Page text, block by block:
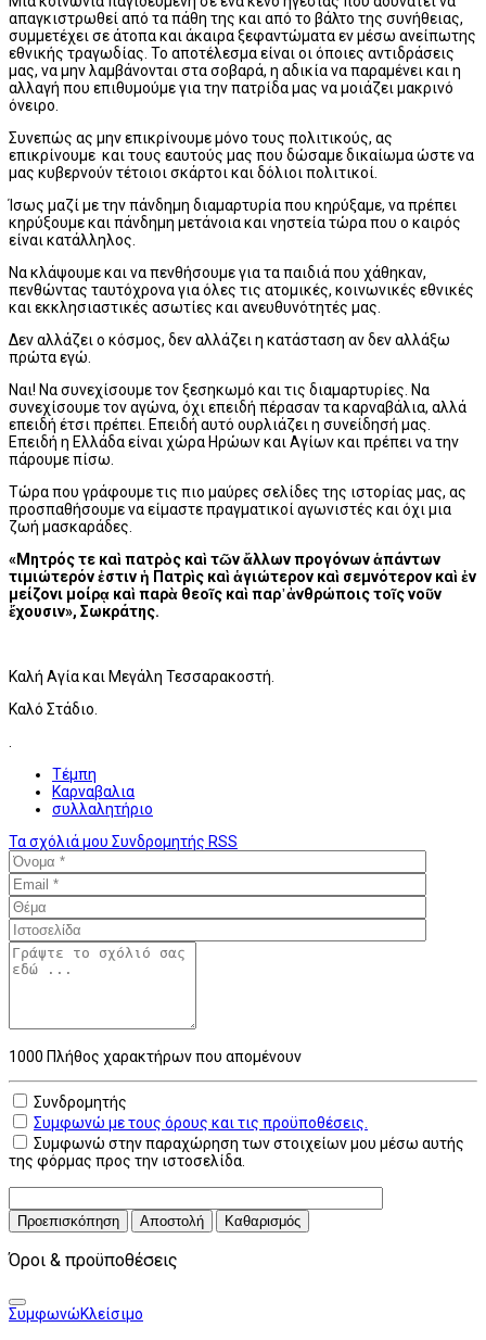
απαγκιστρωθεί από τα πάθη της και από το βάλτο της συνήθειας,
συμμετέχει σε άτοπα και άκαιρα ξεφαντώματα εν μέσω ανείπωτης
εθνικής τραγωδίας. Το αποτέλεσμα είναι οι όποιες αντιδράσεις
μας, να μην λαμβάνονται στα σοβαρά, η αδικία να παραμένει και η
αλλαγή που επιθυμούμε για την πατρίδα μας να μοιάζει μακρινό
όνειρο.
Συνεπώς ας μην επικρίνουμε μόνο τους πολιτικούς, ας
επικρίνουμε και τους εαυτούς μας που δώσαμε δικαίωμα ώστε να
μας κυβερνούν τέτοιοι σκάρτοι και δόλιοι πολιτικοί.
Ίσως μαζί με την πάνδημη διαμαρτυρία που κηρύξαμε, να πρέπει
κηρύξουμε και πάνδημη μετάνοια και νηστεία τώρα που ο καιρός
είναι κατάλληλος.
Να κλάψουμε και να πενθήσουμε για τα παιδιά που χάθηκαν,
πενθώντας ταυτόχρονα για όλες τις ατομικές, κοινωνικές εθνικές
και εκκλησιαστικές ασωτίες και ανευθυνότητές μας.
Δεν αλλάζει ο κόσμος, δεν αλλάζει η κατάσταση αν δεν αλλάξω
πρώτα εγώ.
Ναι! Να συνεχίσουμε τον ξεσηκωμό και τις διαμαρτυρίες. Να
συνεχίσουμε τον αγώνα, όχι επειδή πέρασαν τα καρναβάλια, αλλά
επειδή έτσι πρέπει. Επειδή αυτό ουρλιάζει η συνείδησή μας.
Επειδή η Ελλάδα είναι χώρα Ηρώων και Αγίων και πρέπει να την
πάρουμε πίσω.
Τώρα που γράφουμε τις πιο μαύρες σελίδες της ιστορίας μας, ας
προσπαθήσουμε να είμαστε πραγματικοί αγωνιστές και όχι μια
ζωή μασκαράδες.
«Μητρός τε καὶ πατρὸς καὶ τῶν ἄλλων προγόνων ἁπάντων
τιμιώτερόν ἐστιν ἡ Πατρὶς καὶ ἁγιώτερον καὶ σεμνότερον καὶ ἐν
μείζονι μοίρᾳ καὶ παρὰ θεοῖς καὶ παρ᾽ἀνθρώποις τοῖς νοῦν
ἔχουσιν», Σωκράτης.
Καλή Αγία και Μεγάλη Τεσσαρακοστή.
Καλό Στάδιο.
Τέμπη
Καρναβαλια
συλλαλητήριο
Τα σχόλιά μου Συνδρομητής RSS
1000 Πλήθος χαρακτήρων που απομένουν
Συνδρομητής
Συμφωνώ με τους όρους και τις προϋποθέσεις.
Συμφωνώ στην παραχώρηση των στοιχείων μου μέσω αυτής
της φόρμας προς την ιστοσελίδα.
Προεπισκόπηση Αποστολή Καθαρισμός
Όροι & προϋποθέσεις
ΣυμφωνώΚλείσιμο